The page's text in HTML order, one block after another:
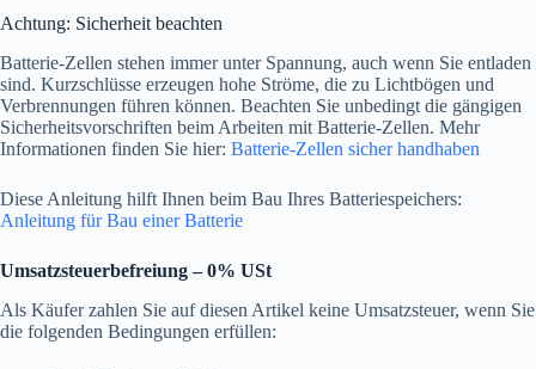
Achtung: Sicherheit beachten
Batterie-Zellen stehen immer unter Spannung, auch wenn Sie entladen
sind. Kurzschlüsse erzeugen hohe Ströme, die zu Lichtbögen und
Verbrennungen führen können. Beachten Sie unbedingt die gängigen
Sicherheitsvorschriften beim Arbeiten mit Batterie-Zellen. Mehr
Informationen finden Sie hier: Batterie-Zellen sicher handhaben
Diese Anleitung hilft Ihnen beim Bau Ihres Batteriespeichers:
Anleitung für Bau einer Batterie
Umsatzsteuerbefreiung – 0% USt
Als Käufer zahlen Sie auf diesen Artikel keine Umsatzsteuer, wenn Sie
die folgenden Bedingungen erfüllen: